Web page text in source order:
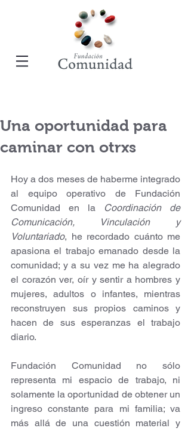
Una oportunidad para
caminar con otrxs
Hoy a dos meses de haberme integrado
al equipo operativo de Fundación
Comunidad en la
Coordinación de
Comunicación, Vinculación y
Voluntariado, he recordado cuánto me
apasiona el trabajo emanado desde la
comunidad; y a su vez me ha alegrado
el corazón ver, oír y sentir a hombres y
mujeres, adultos o infantes, mientras
reconstruyen sus propios caminos y
hacen de sus esperanzas el trabajo
diario.
Fundación Comunidad no sólo
representa mi espacio de trabajo, ni
solamente la oportunidad de obtener un
ingreso constante para mi familia; va
más allá de una cuestión material y